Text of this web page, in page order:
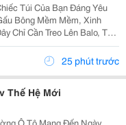
Túi Của Bạn Đáng Yêu
Túi
Túi Lập Tức Có Thêm
Cần Quá Cầu Kỳ, Đôi
25 phút trước
Thế Hệ Mới
Ô Tô Mang Đến Ngày